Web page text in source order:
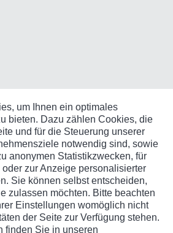
Sozialen Business-Netzwerken.
und Themen rund um Business
um Ihnen ein optimales
bieten. Dazu zählen Cookies, die
und für die Steuerung unserer
notwendig sind, sowie
anonymen Statistikzwecken, für
zur Anzeige personalisierter
Sie können selbst entscheiden,
zulassen möchten. Bitte beachten
Einstellungen womöglich nicht
der Seite zur Verfügung stehen.
finden Sie in unseren